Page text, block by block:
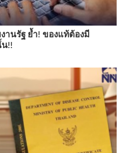
านรัฐ ย้ำ! ของแท้ต้องมี
น!!